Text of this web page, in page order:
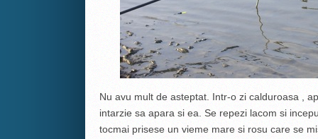
Nu avu mult de asteptat. Intr-o zi calduroasa ,
intarzie sa apara si ea. Se repezi lacom si
tocmai prisese un vieme mare si rosu care se